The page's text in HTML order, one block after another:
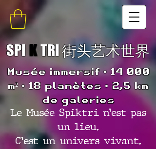
SPI KTRI 街头艺术世界
Musée immersif • 14 000
m² • 18 planètes • 2,5 km
de galeries
Le Musée Spiktri n’est pas
un lieu.
C’est un univers vivant.